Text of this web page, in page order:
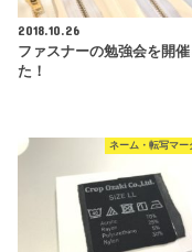
2018.10.26
ファスナーの勉強会を開
た！
ネーム・転写マー